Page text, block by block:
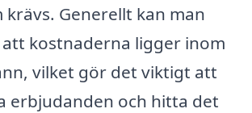
Generellt kan man
kostnaderna ligger inom
vilket gör det viktigt att
erbjudanden och hitta det